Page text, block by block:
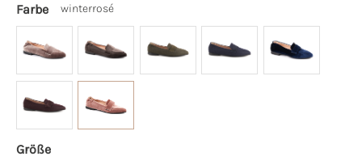
Farbe winterrosé
Größe